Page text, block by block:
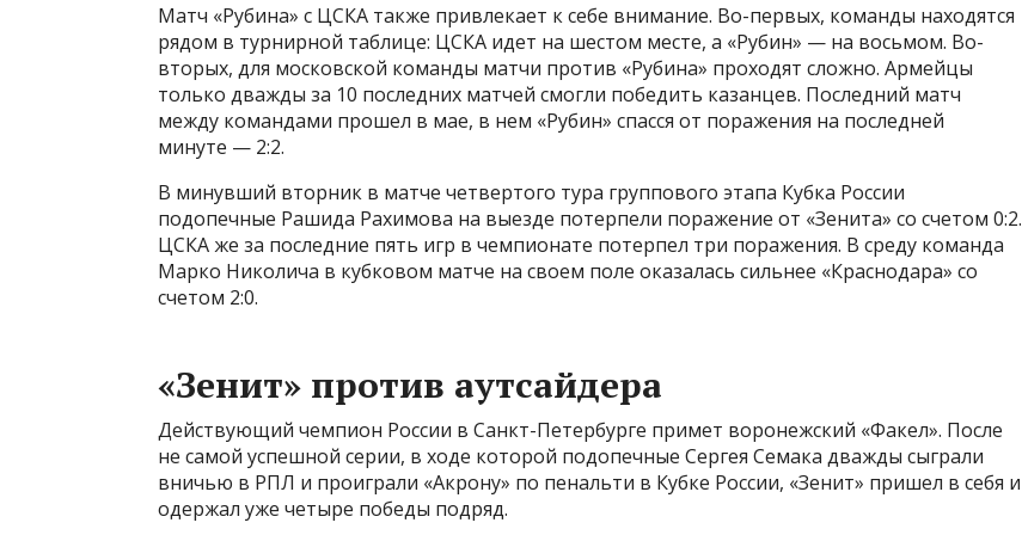
Матч «Рубина» с ЦСКА также привлекает к себе внимание. Во-первых, команды находятся
рядом в турнирной таблице: ЦСКА идет на шестом месте, а «Рубин» — на восьмом. Во-
вторых, для московской команды матчи против «Рубина» проходят сложно. Армейцы
только дважды за 10 последних матчей смогли победить казанцев. Последний матч
между командами прошел в мае, в нем «Рубин» спасся от поражения на последней
минуте — 2:2.
В минувший вторник в матче четвертого тура группового этапа Кубка России
подопечные Рашида Рахимова на выезде потерпели поражение от «Зенита» со счетом 0:2.
ЦСКА же за последние пять игр в чемпионате потерпел три поражения. В среду команда
Марко Николича в кубковом матче на своем поле оказалась сильнее «Краснодара» со
счетом 2:0.
«Зенит» против аутсайдера
Действующий чемпион России в Санкт-Петербурге примет воронежский «Факел». После
не самой успешной серии, в ходе которой подопечные Сергея Семака дважды сыграли
вничью в РПЛ и проиграли «Акрону» по пенальти в Кубке России, «Зенит» пришел в себя и
одержал уже четыре победы подряд.